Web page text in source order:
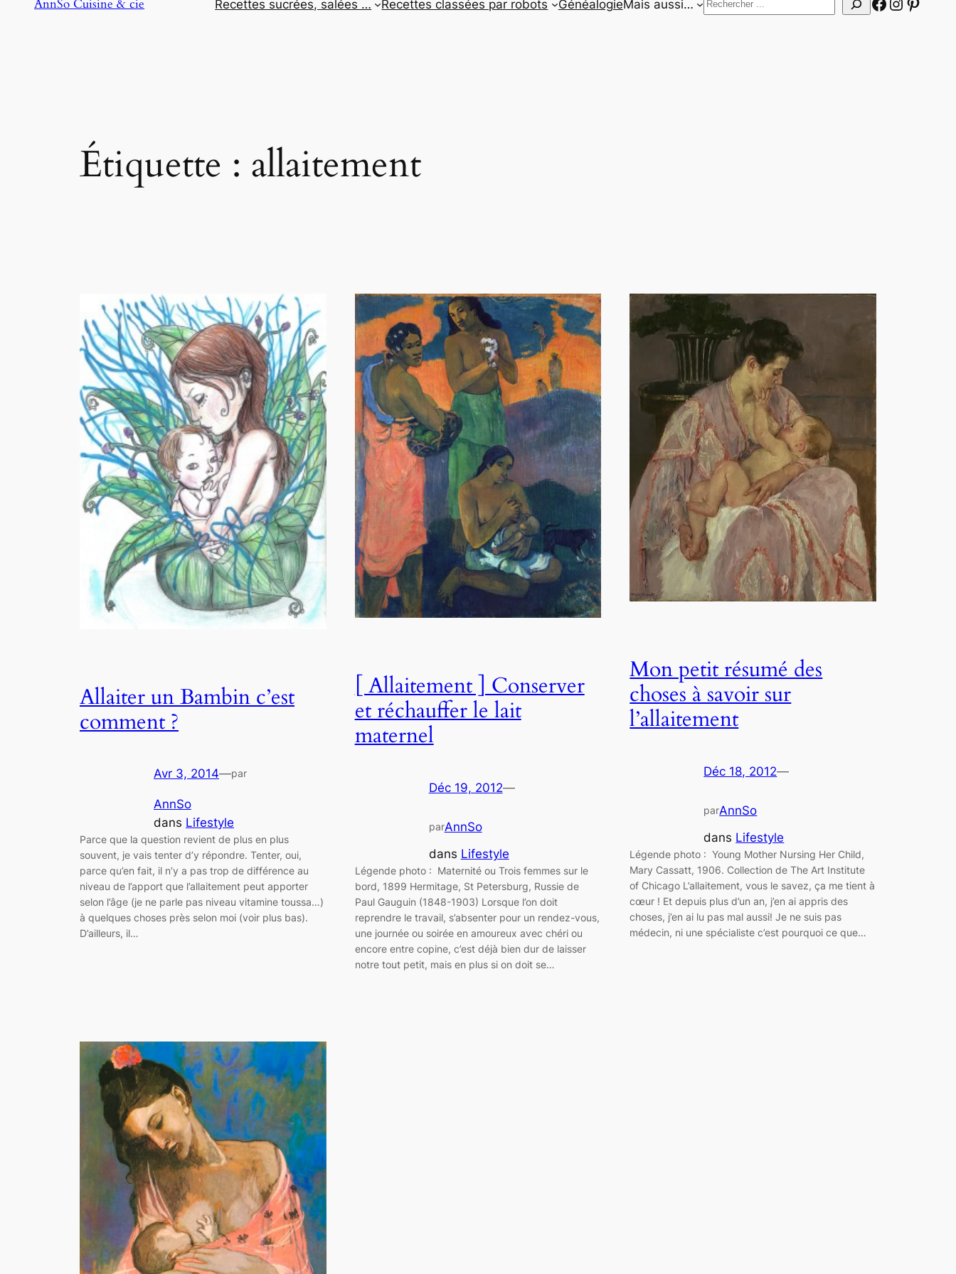
AnnSo Cuisine & cie Recettes sucrées, salées … Recettes classées par robots GénéalogieMais aussi…
Étiquette : allaitement
Allaiter un Bambin c’est
comment ?
Avr 3, 2014—par
AnnSo
dans Lifestyle
Parce que la question revient de plus en plus
souvent, je vais tenter d’y répondre. Tenter, oui,
parce qu’en fait, il n’y a pas trop de différence au
niveau de l’apport que l’allaitement peut apporter
selon l’âge (je ne parle pas niveau vitamine toussa…)
à quelques choses près selon moi (voir plus bas).
D’ailleurs, il…
[ Allaitement ] Conserver
et réchauffer le lait
maternel
Déc 19, 2012—
parAnnSo
dans Lifestyle
Légende photo : Maternité ou Trois femmes sur le
bord, 1899 Hermitage, St Petersburg, Russie de
Paul Gauguin (1848-1903) Lorsque l’on doit
reprendre le travail, s’absenter pour un rendez-vous,
une journée ou soirée en amoureux avec chéri ou
encore entre copine, c’est déjà bien dur de laisser
notre tout petit, mais en plus si on doit se…
Mon petit résumé des
choses à savoir sur
l’allaitement
Déc 18, 2012—
parAnnSo
dans Lifestyle
Légende photo : Young Mother Nursing Her Child,
Mary Cassatt, 1906. Collection de The Art Institute
of Chicago L’allaitement, vous le savez, ça me tient à
cœur ! Et depuis plus d’un an, j’en ai appris des
choses, j’en ai lu pas mal aussi! Je ne suis pas
médecin, ni une spécialiste c’est pourquoi ce que…